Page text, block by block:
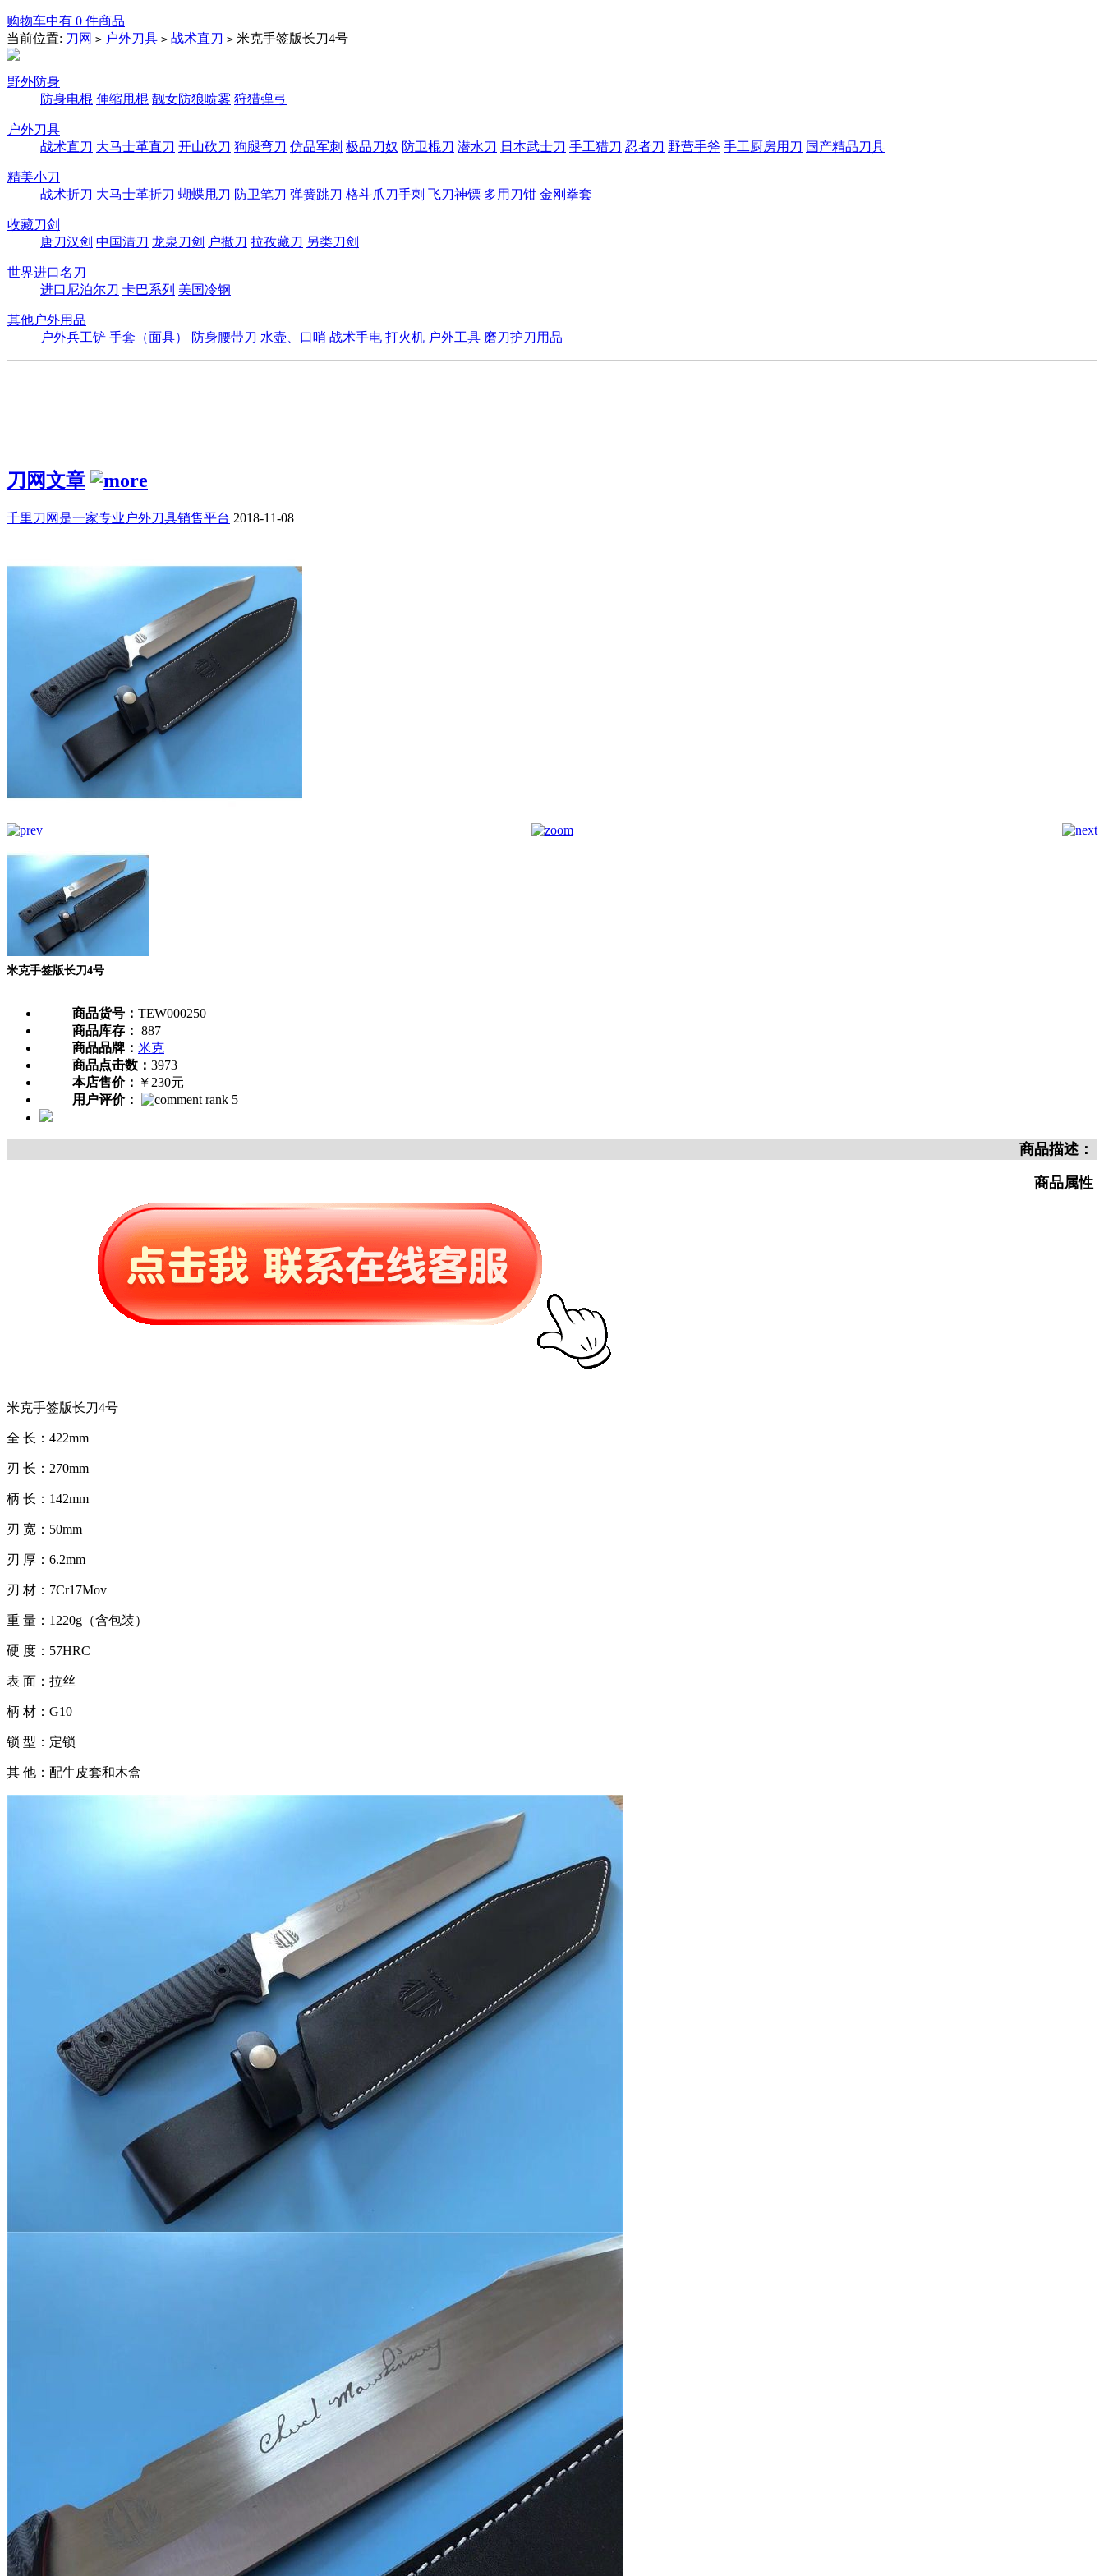
购物车中有 0 件商品
当前位置: 刀网 > 户外刀具 > 战术直刀 > 米克手签版长刀4号
野外防身
防身电棍 伸缩甩棍 靓女防狼喷雾 狩猎弹弓
户外刀具
战术直刀 大马士革直刀 开山砍刀 狗腿弯刀 仿品军刺 极品刀奴 防卫棍刀 潜水刀 日本武士刀 手工猎刀 忍者刀 野营手斧 手工厨房用刀 国产精品刀具
精美小刀
战术折刀 大马士革折刀 蝴蝶甩刀 防卫笔刀 弹簧跳刀 格斗爪刀手刺 飞刀神镖 多用刀钳 金刚拳套
收藏刀剑
唐刀汉剑 中国清刀 龙泉刀剑 户撒刀 拉孜藏刀 另类刀剑
世界进口名刀
进口尼泊尔刀 卡巴系列 美国冷钢
其他户外用品
户外兵工铲 手套（面具） 防身腰带刀 水壶、口哨 战术手电 打火机 户外工具 磨刀护刀用品
刀网文章
千里刀网是一家专业户外刀具销售平台 2018-11-08
米克手签版长刀4号
商品货号： TEW000250
商品库存： 887
商品品牌： 米克
商品点击数： 3973
本店售价： ￥230元
用户评价：
商品描述：
商品属性
米克手签版长刀4号
全 长：422mm
刃 长：270mm
柄 长：142mm
刃 宽：50mm
刃 厚：6.2mm
刃 材：7Cr17Mov
重 量：1220g（含包装）
硬 度：57HRC
表 面：拉丝
柄 材：G10
锁 型：定锁
其 他：配牛皮套和木盒